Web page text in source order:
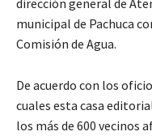
municipal de Pachuca
Comisión de Agua.
De acuerdo con los
cuales esta casa
los más de 600 vecinos